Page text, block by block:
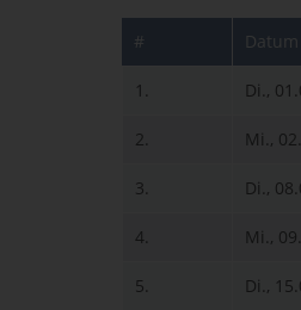
# Datum
1. Di.,
2. Mi.,
3. Di.,
4. Mi.,
5. Di.,